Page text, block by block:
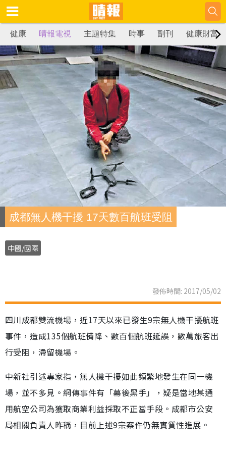
健康 晴報電視 主題特集 時事 副刊 健康財富
成都無人機干擾 17天數百航班受阻
中國/國際
發佈時間: 2017/05/02
四川成都雙流機場，近17天以來已發生9宗無人機干擾航班
事件，造成135個航班備降、數百個航班延誤，數萬旅客出
行受阻，滯留機場。
中新社引述專家指，無人機干擾如此頻繁地發生在同一機
場，並不多見。網傳事件有「幕後黑手」，疑是當地某通
用航空公司為獲取商業利益採取不正當手段。成都市公安
局相關負責人昨稱，目前上述9宗案件仍無實質性進展。